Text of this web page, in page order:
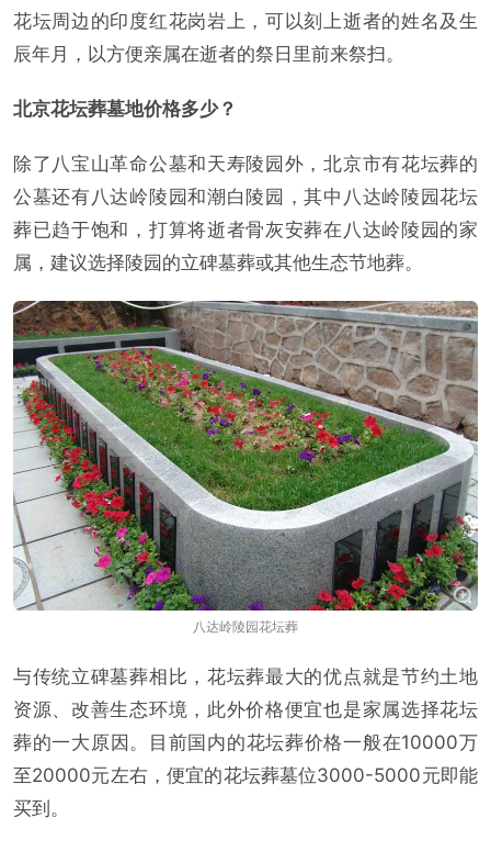
花坛周边的印度红花岗岩上，可以刻上逝者的姓名及生
辰年月，以方便亲属在逝者的祭日里前来祭扫。
北京花坛葬墓地价格多少？
除了八宝山革命公墓和天寿陵园外，北京市有花坛葬的
公墓还有八达岭陵园和潮白陵园，其中八达岭陵园花坛
葬已趋于饱和，打算将逝者骨灰安葬在八达岭陵园的家
属，建议选择陵园的立碑墓葬或其他生态节地葬。
八达岭陵园花坛葬
与传统立碑墓葬相比，花坛葬最大的优点就是节约土地
资源、改善生态环境，此外价格便宜也是家属选择花坛
葬的一大原因。目前国内的花坛葬价格一般在10000万
至20000元左右，便宜的花坛葬墓位3000-5000元即能
买到。